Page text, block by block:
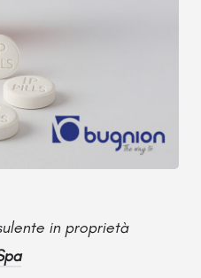
in proprietà